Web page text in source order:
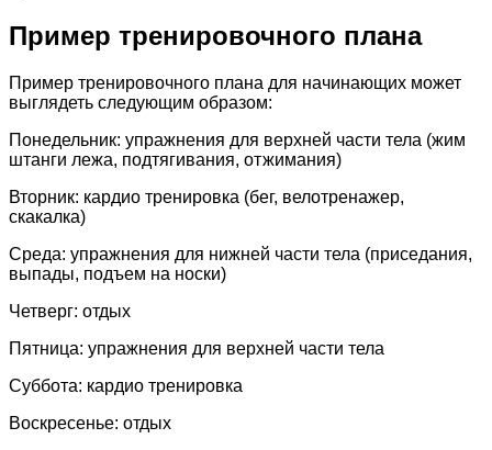
Пример тренировочного плана
Пример тренировочного плана для начинающих может
выглядеть следующим образом:
Понедельник: упражнения для верхней части тела (жим
штанги лежа, подтягивания, отжимания)
Вторник: кардио тренировка (бег, велотренажер,
скакалка)
Среда: упражнения для нижней части тела (приседания,
выпады, подъем на носки)
Четверг: отдых
Пятница: упражнения для верхней части тела
Суббота: кардио тренировка
Воскресенье: отдых